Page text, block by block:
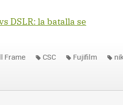
DSLR: la batalla se
Frame CSC Fujifilm